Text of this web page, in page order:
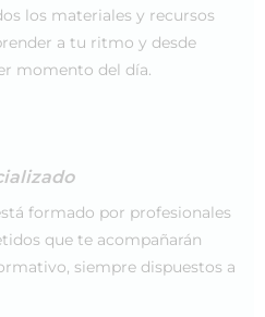
los materiales y recursos
a tu ritmo y desde
momento del día.
formado por profesionales
que te acompañarán
siempre dispuestos a